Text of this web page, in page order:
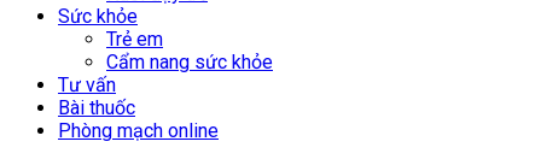
Sức khỏe
Trẻ em
Cẩm nang sức khỏe
Tư vấn
Bài thuốc
Phòng mạch online